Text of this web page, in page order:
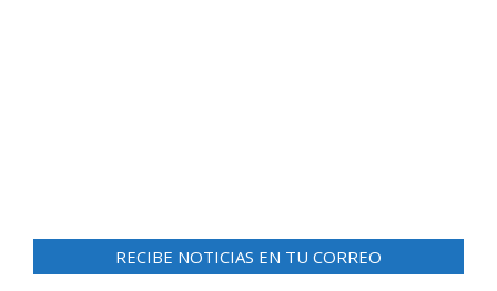
v
i
a
RECIBE NOTICIAS EN TU CORREO